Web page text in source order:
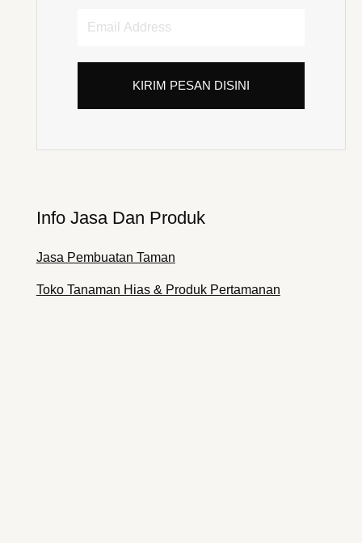
Email
Address
KIRIM PESAN DISINI
Info Jasa Dan Produk
Jasa Pembuatan Taman
Toko Tanaman Hias & Produk Pertamanan